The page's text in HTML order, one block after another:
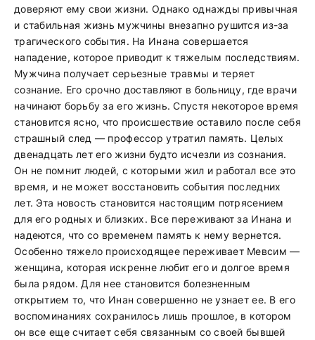
доверяют ему свои жизни. Однако однажды привычная
и стабильная жизнь мужчины внезапно рушится из-за
трагического события. На Инана совершается
нападение, которое приводит к тяжелым последствиям.
Мужчина получает серьезные травмы и теряет
сознание. Его срочно доставляют в больницу, где врачи
начинают борьбу за его жизнь. Спустя некоторое время
становится ясно, что происшествие оставило после себя
страшный след — профессор утратил память. Целых
двенадцать лет его жизни будто исчезли из сознания.
Он не помнит людей, с которыми жил и работал все это
время, и не может восстановить события последних
лет. Эта новость становится настоящим потрясением
для его родных и близких. Все переживают за Инана и
надеются, что со временем память к нему вернется.
Особенно тяжело происходящее переживает Мевсим —
женщина, которая искренне любит его и долгое время
была рядом. Для нее становится болезненным
открытием то, что Инан совершенно не узнает ее. В его
воспоминаниях сохранилось лишь прошлое, в котором
он все еще считает себя связанным со своей бывшей